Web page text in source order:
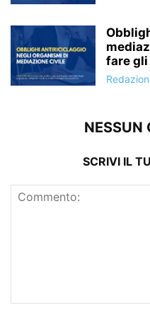
fare
NESSUN
SCRIVI IL